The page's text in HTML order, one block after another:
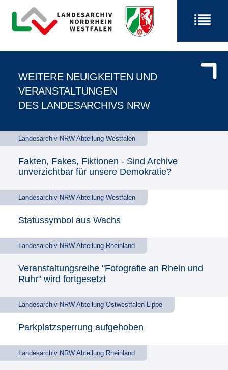
WEITERE NEUIGKEITEN UND
VERANSTALTUNGEN
DES LANDESARCHIVS NRW
Fakten, Fakes, Fiktionen - Sind Archive
unverzichtbar für unsere Demokratie?
Landesarchiv NRW Abteilung Westfalen
Statussymbol aus Wachs
Landesarchiv NRW Abteilung Westfalen
Veranstaltungsreihe "Fotografie an Rhein und
Ruhr" wird fortgesetzt
Landesarchiv NRW Abteilung Rheinland
Parkplatzsperrung aufgehoben
Landesarchiv NRW Abteilung Ostwestfalen-Lippe
Landesarchiv NRW Abteilung Rheinland